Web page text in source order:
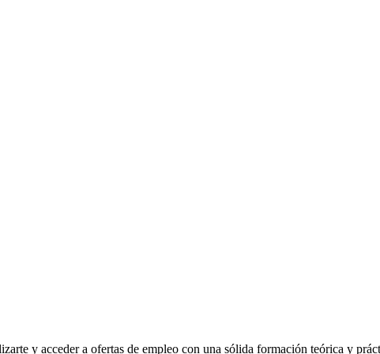
y acceder a ofertas de empleo con una sólida formación teórica y